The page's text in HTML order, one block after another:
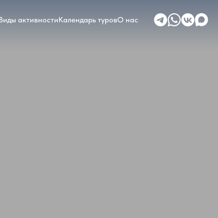
активностиКалендарь туровО нас